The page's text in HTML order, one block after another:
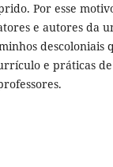
Por esse
e autores da
descoloniais
e práticas